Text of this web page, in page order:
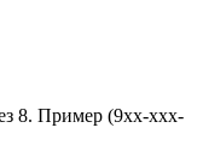
8. Пример (9хх-ххх-